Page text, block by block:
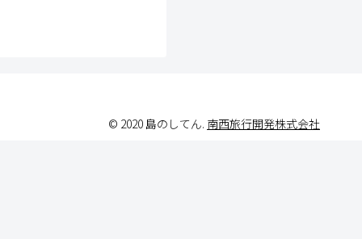
© 2020 島のしてん. 南西旅行開発株式会社